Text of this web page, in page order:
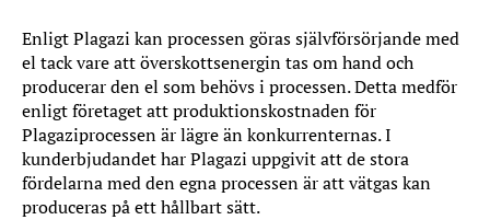
Enligt Plagazi kan processen göras självförsörjande med
el tack vare att överskottsenergin tas om hand och
producerar den el som behövs i processen. Detta medför
enligt företaget att produktionskostnaden för
Plagaziprocessen är lägre än konkurrenternas. I
kunderbjudandet har Plagazi uppgivit att de stora
fördelarna med den egna processen är att vätgas kan
produceras på ett hållbart sätt.